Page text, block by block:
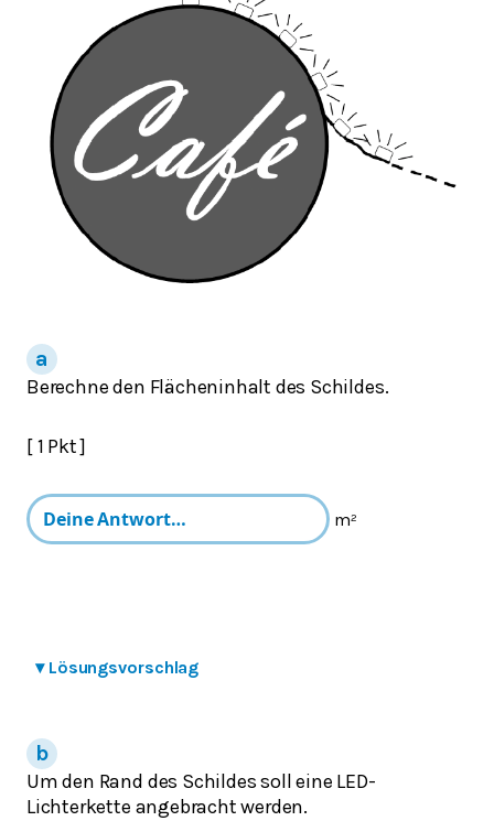
Berechne den Flächeninhalt des Schildes.
[ 1 Pkt ]
m²
▾ Lösungsvorschlag
Um den Rand des Schildes soll eine LED-
Lichterkette angebracht werden.